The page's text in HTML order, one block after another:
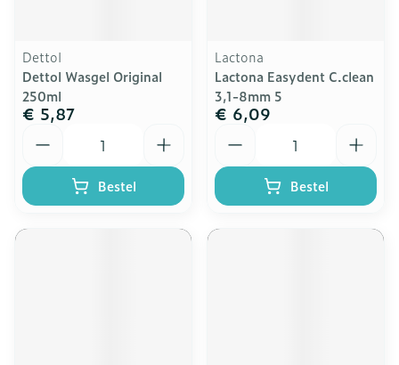
Dettol
Dettol Wasgel Original
250ml
€ 5,87
Bestel
Lactona
Lactona Easydent C.clean
3,1-8mm 5
€ 6,09
Bestel